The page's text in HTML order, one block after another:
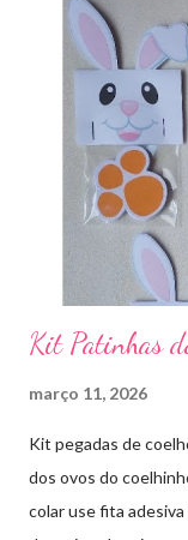
Kit Patinhas
março 11, 2026
Kit pegadas de
dos ovos do
colar use fita